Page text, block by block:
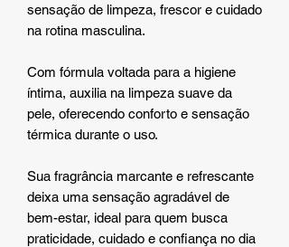
sensação de limpeza, frescor e cuidado
na rotina masculina.
Com fórmula voltada para a higiene
íntima, auxilia na limpeza suave da
pele, oferecendo conforto e sensação
térmica durante o uso.
Sua fragrância marcante e refrescante
deixa uma sensação agradável de
bem-estar, ideal para quem busca
praticidade, cuidado e confiança no dia